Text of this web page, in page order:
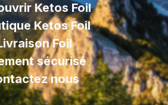
Ketos Foil
Ketos Foil
Foil
sécurisé
nous